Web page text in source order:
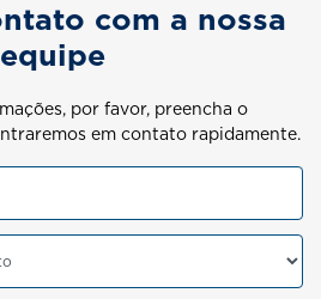
com a nossa
equipe
por favor, preencha o
em contato rapidamente.